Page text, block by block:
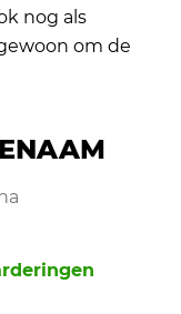
nog als
om de